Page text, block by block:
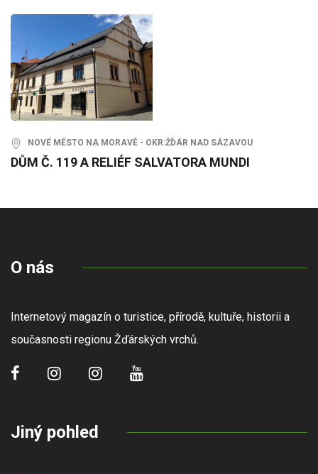
NOVÉ MĚSTO NA MORAVĚ - OKR:ŽĎÁR NAD SÁZAVOU
DŮM Č. 119 A RELIÉF SALVATORA MUNDI
O nás
Internetový magazín o turistice, přírodě, kultuře, historii a
současnosti regionu Žďárských vrchů.
Jiný pohled